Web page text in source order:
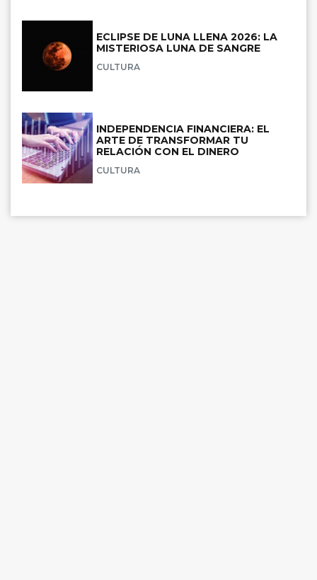
ECLIPSE DE LUNA LLENA 2026: LA
MISTERIOSA LUNA DE SANGRE
CULTURA
INDEPENDENCIA FINANCIERA: EL
ARTE DE TRANSFORMAR TU
RELACIÓN CON EL DINERO
CULTURA